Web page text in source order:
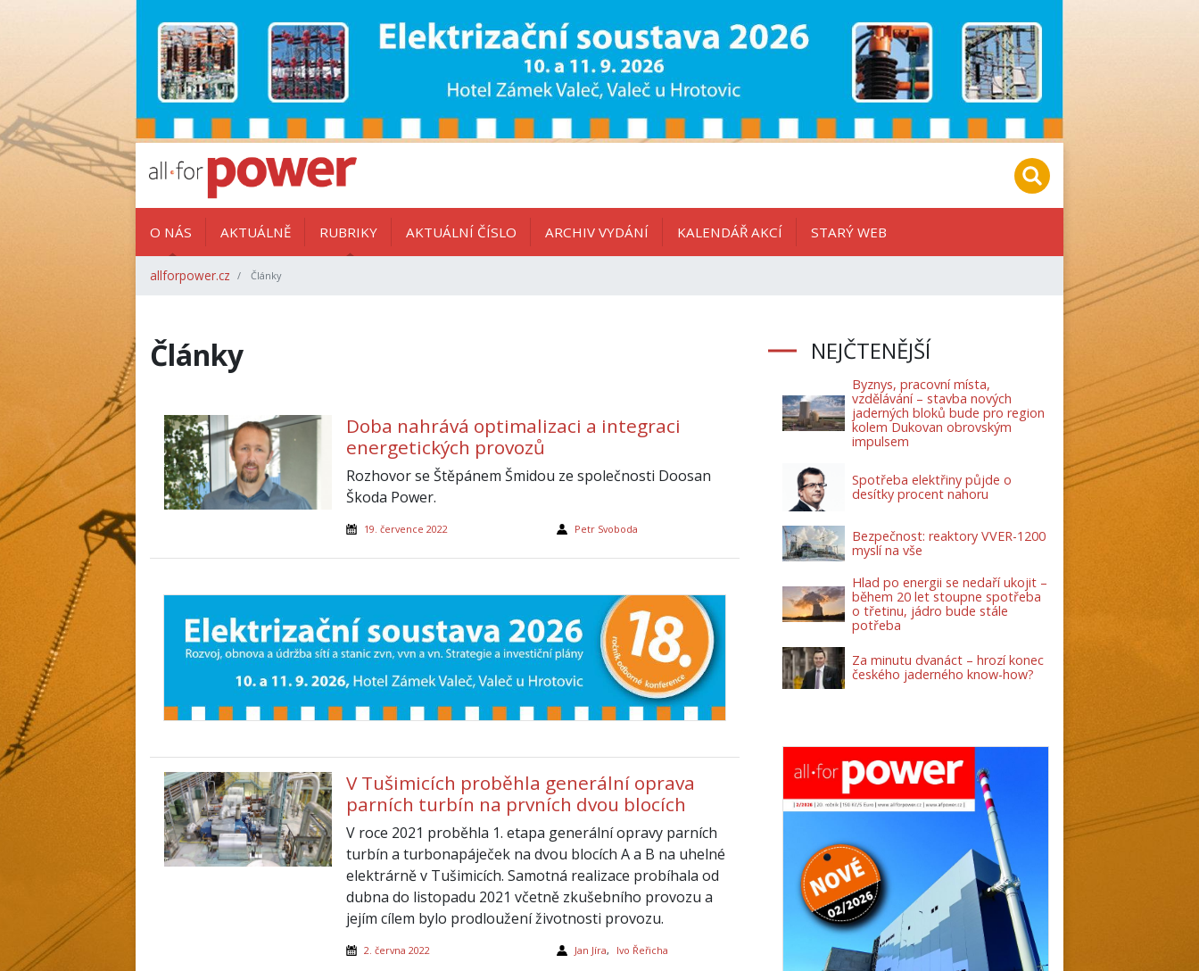
O NÁS AKTUÁLNĚ RUBRIKY AKTUÁLNÍ ČÍSLO ARCHIV VYDÁNÍ KALENDÁŘ AKCÍ STARÝ WEB
allforpower.cz Články
Články
Doba nahrává optimalizaci a integraci
energetických provozů
Rozhovor se Štěpánem Šmidou ze společnosti Doosan
Škoda Power.
19. července 2022 Petr Svoboda
V Tušimicích proběhla generální oprava
parních turbín na prvních dvou blocích
V roce 2021 proběhla 1. etapa generální opravy parních
turbín a turbonapáječek na dvou blocích A a B na uhelné
elektrárně v Tušimicích. Samotná realizace probíhala od
dubna do listopadu 2021 včetně zkušebního provozu a
jejím cílem bylo prodloužení životnosti provozu.
2. června 2022 Jan Jíra, Ivo Řeřicha
NEJČTENĚJŠÍ
Byznys, pracovní místa,
vzdělávání – stavba nových
jaderných bloků bude pro region
kolem Dukovan obrovským
impulsem
Spotřeba elektřiny půjde o
desítky procent nahoru
Bezpečnost: reaktory VVER-1200
myslí na vše
Hlad po energii se nedaří ukojit –
během 20 let stoupne spotřeba
o třetinu, jádro bude stále
potřeba
Za minutu dvanáct – hrozí konec
českého jaderného know-how?